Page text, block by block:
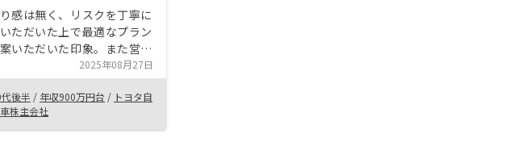
感は無く、リスクを丁寧に
ただいた上で最適なプラン
いただいた印象。また営業
は知識が高く、不動産投資の
有りとのことで、２～３回
わせを繰り返す中で信憑性が
RENOSYさんで購入すべき
ました。まだ運用していな
2025年08月27日
後半 / 年収900万円台 / トヨタ自
株主会社